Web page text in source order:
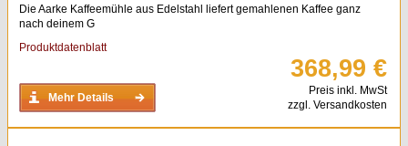
Die Aarke Kaffeemühle aus Edelstahl liefert gemahlenen Kaffee ganz
nach deinem G
Produktdatenblatt
Mehr Details
368,99 €
Preis inkl. MwSt
zzgl. Versandkosten